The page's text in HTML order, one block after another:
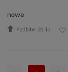
nowe
Podbite: 31 lip